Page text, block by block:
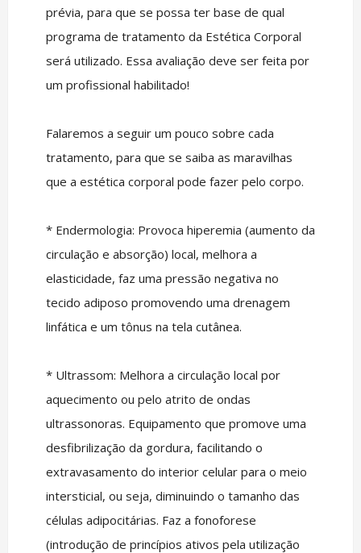
prévia, para que se possa ter base de qual
programa de tratamento da Estética Corporal
será utilizado. Essa avaliação deve ser feita por
um profissional habilitado!
Falaremos a seguir um pouco sobre cada
tratamento, para que se saiba as maravilhas
que a estética corporal pode fazer pelo corpo.
* Endermologia: Provoca hiperemia (aumento da
circulação e absorção) local, melhora a
elasticidade, faz uma pressão negativa no
tecido adiposo promovendo uma drenagem
linfática e um tônus na tela cutânea.
* Ultrassom: Melhora a circulação local por
aquecimento ou pelo atrito de ondas
ultrassonoras. Equipamento que promove uma
desfibrilização da gordura, facilitando o
extravasamento do interior celular para o meio
intersticial, ou seja, diminuindo o tamanho das
células adipocitárias. Faz a fonoforese
(introdução de princípios ativos pela utilização